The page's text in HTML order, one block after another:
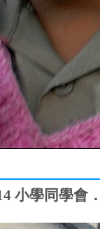
小學同學會